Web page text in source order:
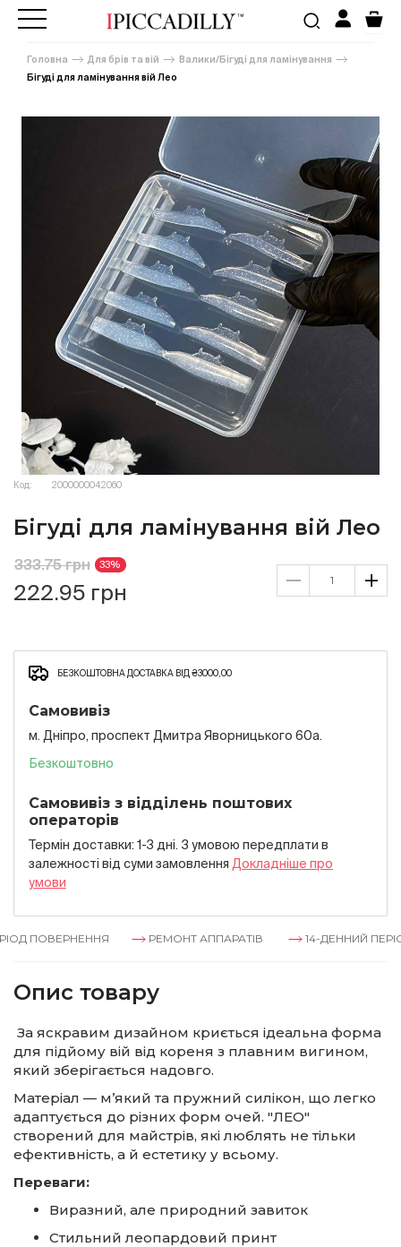
Головна Для брів та вій
Валики/Бігуді для ламінування
Бігуді для ламінування вій Лео
Код: 2000000042060
Бігуді для ламінування вій Лео
333.75 грн 33%
222.95 грн
БЕЗКОШТОВНА ДОСТАВКА ВІД ₴3000,00
Самовивіз
м. Дніпро, проспект Дмитра Яворницького 60а.
Безкоштовно
Самовивіз з відділень поштових
операторів
Термін доставки: 1-3 дні. З умовою передплати в
залежностi вiд суми замовлення Докладнiше про
умови
ПОВЕРНЕННЯ РЕМОНТ АППАРАТІВ 14-ДЕННИЙ
Опис товару
За яскравим дизайном криється ідеальна форма
для підйому вій від кореня з плавним вигином,
який зберігається надовго.
Матеріал — м’який та пружний силікон, що легко
адаптується до різних форм очей. "ЛЕО"
створений для майстрів, які люблять не тільки
ефективність, а й естетику у всьому.
Переваги:
Виразний, але природний завиток
Стильний леопардовий принт